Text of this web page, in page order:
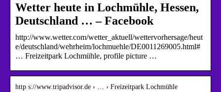
Wetter heute in Lochmühle, Hessen,
Deutschland … – Facebook
http://www.wetter.com/wetter_aktuell/wettervorhersage/heut
e/deutschland/wehrheim/lochmuehle/DE0011269005.html#
… Freizeitpark Lochmühle, profile picture …
http s://www.tripadvisor.de › … › Freizeitpark Lochmühle